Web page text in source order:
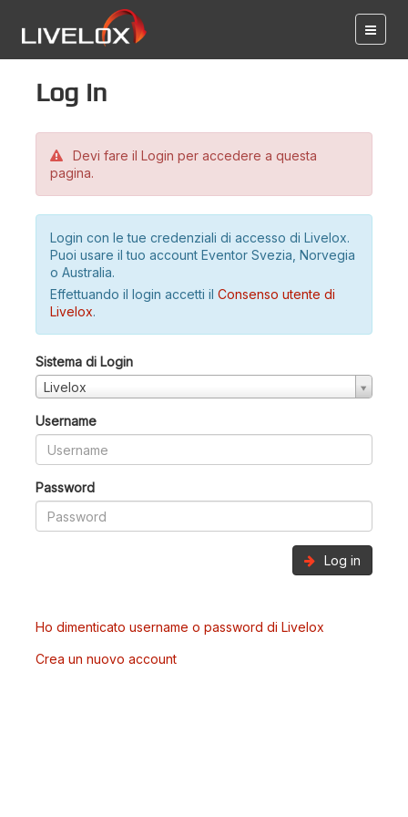
Log in
Devi fare il Login per accedere a questa
pagina.
Login con le tue credenziali di accesso di Livelox.
Puoi usare il tuo account Eventor Svezia, Norvegia
o Australia.
Effettuando il login accetti il Consenso utente di
Livelox.
Sistema di Login
Livelox
Username
Password
Log in
Ho dimenticato username o password di Livelox
Crea un nuovo account